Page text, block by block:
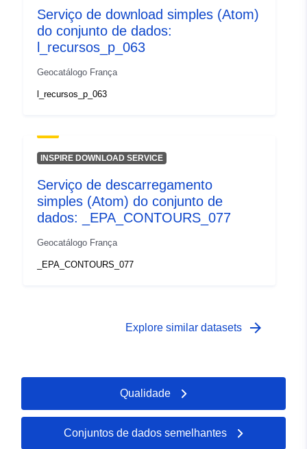
Serviço de download simples (Atom)
do conjunto de dados:
l_recursos_p_063
Geocatálogo França
l_recursos_p_063
INSPIRE DOWNLOAD SERVICE
Serviço de descarregamento
simples (Atom) do conjunto de
dados: _EPA_CONTOURS_077
Geocatálogo França
_EPA_CONTOURS_077
Explore similar datasets arrow_forward
Qualidade
Conjuntos de dados semelhantes